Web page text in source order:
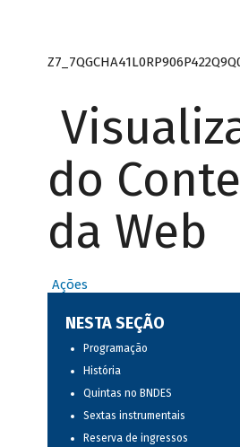
do
da Web
Ações
NESTA SEÇÃO
Programação
História
Quintas no BNDES
Sextas instrumentais
Reserva de ingressos